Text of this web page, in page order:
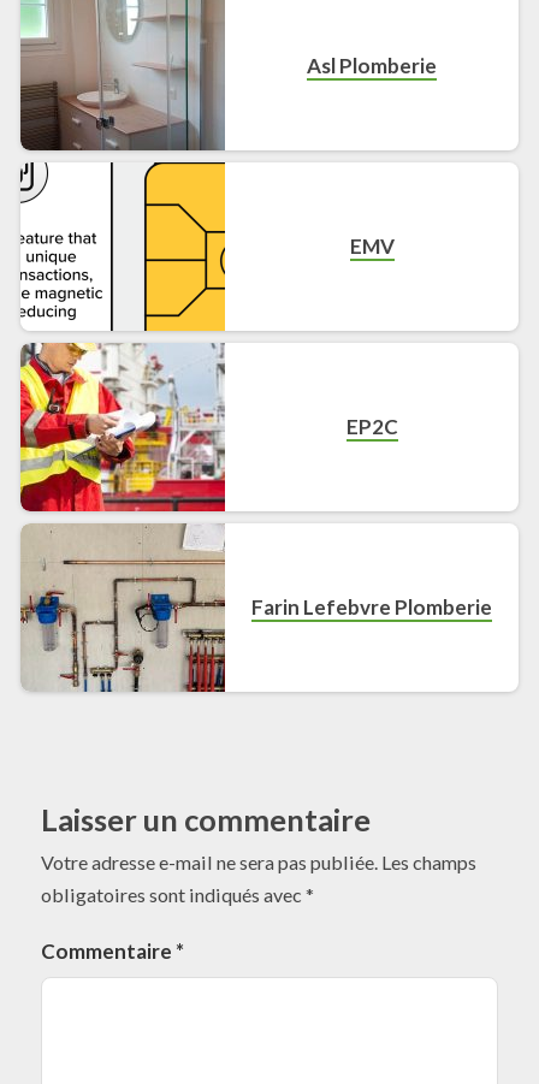
Asl Plomberie
EMV
EP2C
Farin Lefebvre Plomberie
Laisser un commentaire
Votre adresse e-mail ne sera pas publiée. Les champs
obligatoires sont indiqués avec *
Commentaire *